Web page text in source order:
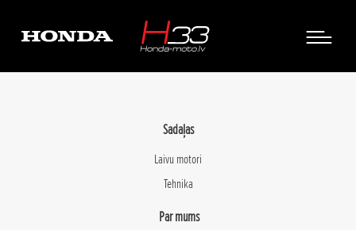
Sadaļas
Laivu motori
Tehnika
Par mums